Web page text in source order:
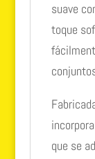
suave
toque
que se